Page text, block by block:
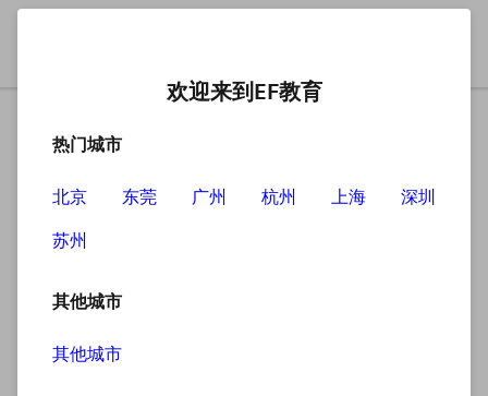
equipment
欢迎来到EF教育
热门城市
北京 东莞 广州 杭州 上海
深圳
苏州
其他城市
其他城市